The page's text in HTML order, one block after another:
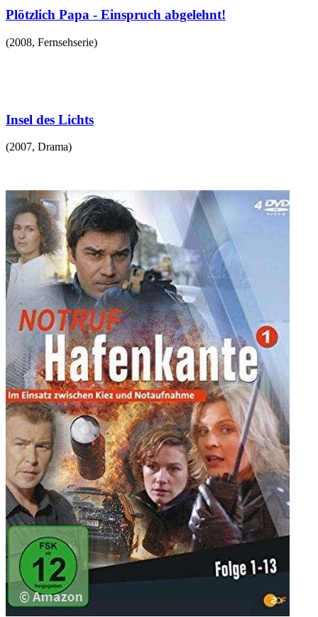
Plötzlich Papa - Einspruch abgelehnt!
(2008, Fernsehserie)
Insel des Lichts
(2007, Drama)